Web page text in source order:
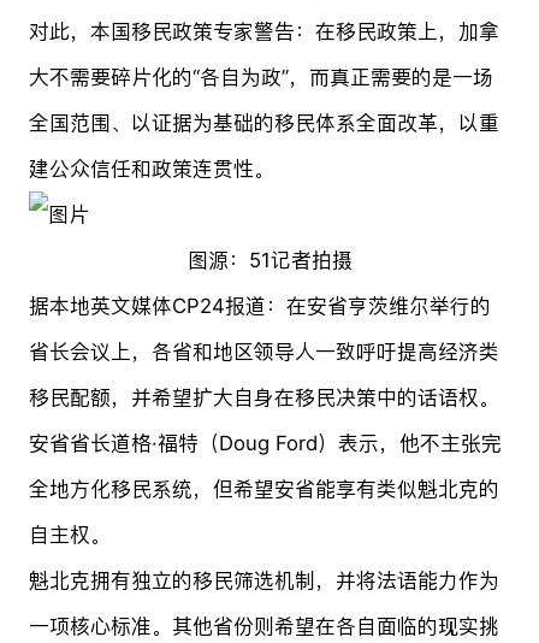
对此，本国移民政策专家警告：在移民政策上，加拿
大不需要碎片化的“各自为政”，而真正需要的是一场
全国范围、以证据为基础的移民体系全面改革，以重
建公众信任和政策连贯性。
图源：51记者拍摄
据本地英文媒体CP24报道：在安省亨茨维尔举行的
省长会议上，各省和地区领导人一致呼吁提高经济类
移民配额，并希望扩大自身在移民决策中的话语权。
安省省长道格·福特（Doug Ford）表示，他不主张完
全地方化移民系统，但希望安省能享有类似魁北克的
自主权。
魁北克拥有独立的移民筛选机制，并将法语能力作为
一项核心标准。其他省份则希望在各自面临的现实挑